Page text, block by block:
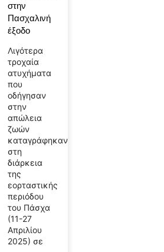
στην
Πασχαλινή
έξοδο
Λιγότερα
τροχαία
ατυχήματα
που
οδήγησαν
στην
απώλεια
ζωών
καταγράφηκαν
στη
διάρκεια
της
εορταστικής
περιόδου
του Πάσχα
(11-27
Απριλίου
2025) σε